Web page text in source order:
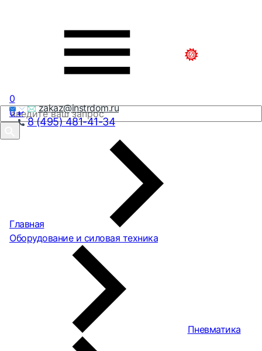
zakaz@instrdom.ru
8 (495) 481-41-34
0
0₽
Главная
Оборудование и силовая техника
Пневматика